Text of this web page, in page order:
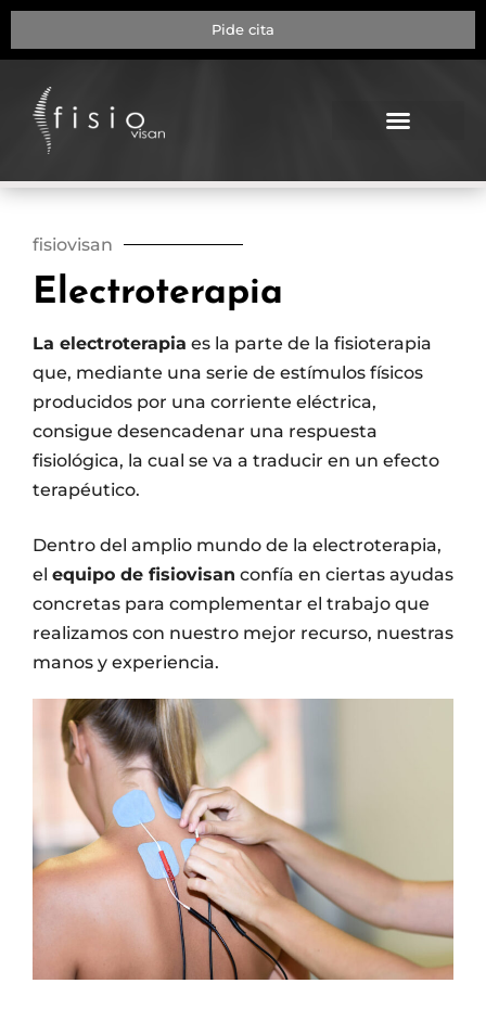
Pide cita
fisiovisan
Electroterapia
La electroterapia es la parte de la fisioterapia
que, mediante una serie de estímulos físicos
producidos por una corriente eléctrica,
consigue desencadenar una respuesta
fisiológica, la cual se va a traducir en un efecto
terapéutico.
Dentro del amplio mundo de la electroterapia,
el equipo de fisiovisan confía en ciertas ayudas
concretas para complementar el trabajo que
realizamos con nuestro mejor recurso, nuestras
manos y experiencia.